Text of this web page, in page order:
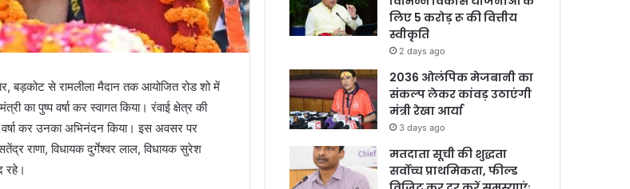
बड़कोट से रामलीला मैदान तक आयोजित रोड शो में
का पुष्प वर्षा कर स्वागत किया। रंवाई क्षेत्र की
कर उनका अभिनंदन किया। इस अवसर पर
राणा, विधायक दुर्गेश्वर लाल, विधायक सुरेश
रहे।
लिए 5 करोड़ रू की वित्तीय
स्वीकृति
2 days ago
2036 ओलंपिक मेजबानी का
संकल्प लेकर कांवड़ उठाएंगी
मंत्री रेखा आर्या
3 days ago
मतदाता सूची की शुद्धता
सर्वोच्च प्राथमिकता, फील्ड